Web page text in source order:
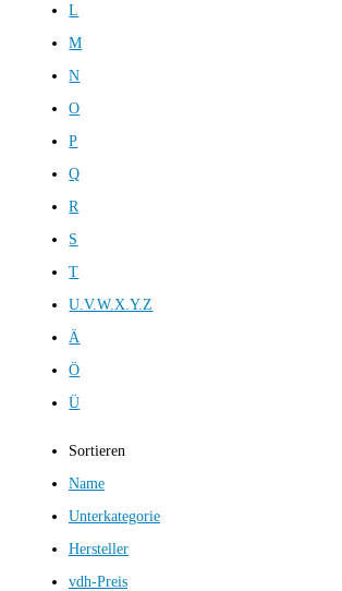
L
M
N
O
P
Q
R
S
T
U.V.W.X.Y.Z
Ä
Ö
Ü
Sortieren
Name
Unterkategorie
Hersteller
vdh-Preis